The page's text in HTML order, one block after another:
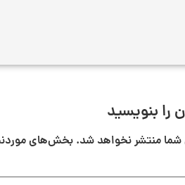
را بنویسید
شما منتشر نخواهد شد. بخش‌های